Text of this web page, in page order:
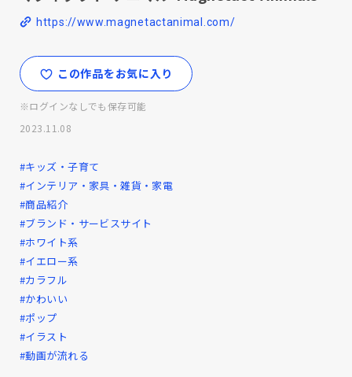
https://www.magnetactanimal.com/
この作品をお気に入り
※ログインなしでも保存可能
2023.11.08
#キッズ・子育て
#インテリア・家具・雑貨・家電
#商品紹介
#ブランド・サービスサイト
#ホワイト系
#イエロー系
#カラフル
#かわいい
#ポップ
#イラスト
#動画が流れる